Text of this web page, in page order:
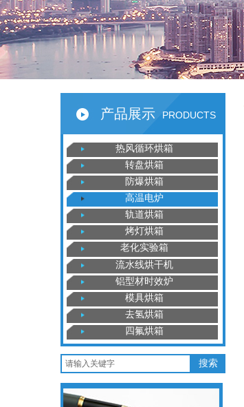
产品展示 PRODUCTS
热风循环烘箱
转盘烘箱
防爆烘箱
高温电炉
轨道烘箱
烤灯烘箱
老化实验箱
流水线烘干机
铝型材时效炉
模具烘箱
去氢烘箱
四氟烘箱
搜索